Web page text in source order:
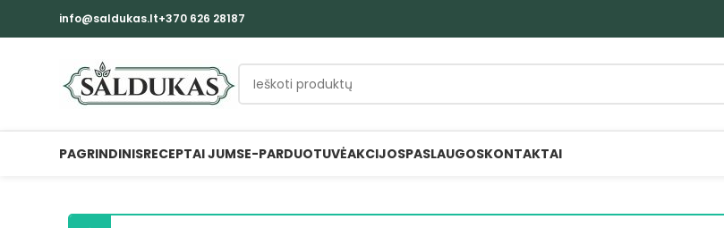
info@saldukas.lt+370 626 28187
PAGRINDINISRECEPTAI JUMSE-PARDUOTUVĖAKCIJOSPASLAUGOSKONTAKTAI